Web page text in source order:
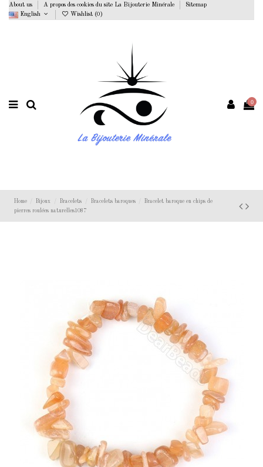
About us A propos des cookies du site La Bijouterie Minérale
Sitemap
English
Wishlist (0 )
0
Home Bijoux Bracelets Bracelets baroques
Bracelet baroque en chips de
pierres roulées naturelles1087